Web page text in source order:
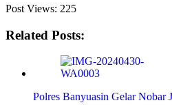
Post Views: 225
Related Posts:
Polres Banyuasin Gelar